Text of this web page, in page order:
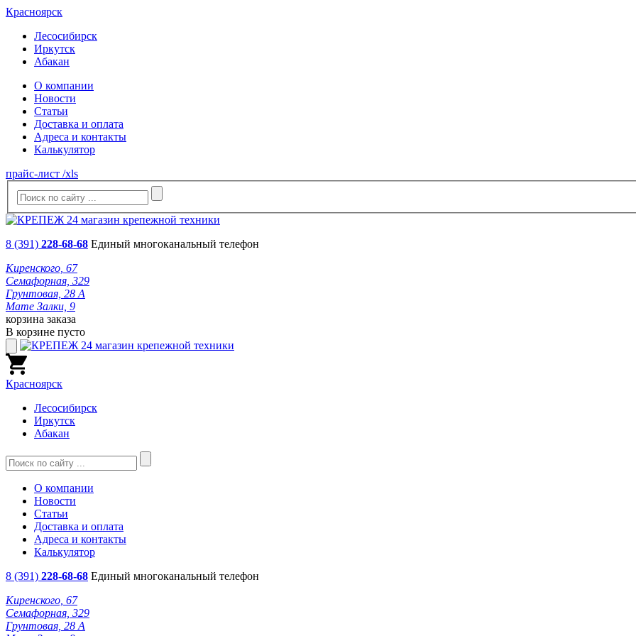
Красноярск
Лесосибирск
Иркутск
Абакан
О компании
Новости
Статьи
Доставка и оплата
Адреса и контакты
Калькулятор
прайс-лист /xls
8 (391) 228-68-68 Единый многоканальный телефон
Киренского, 67
Семафорная, 329
Грунтовая, 28 А
Мате Залки, 9
корзина заказа
В корзине пусто
Красноярск
Лесосибирск
Иркутск
Абакан
О компании
Новости
Статьи
Доставка и оплата
Адреса и контакты
Калькулятор
8 (391) 228-68-68 Единый многоканальный телефон
Киренского, 67
Семафорная, 329
Грунтовая, 28 А